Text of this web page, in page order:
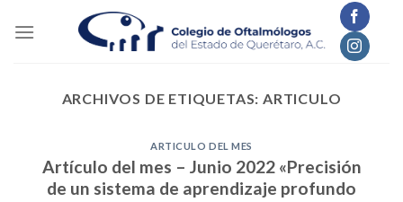
ARCHIVOS DE ETIQUETAS: ARTICULO
ARTICULO DEL MES
Artículo del mes – Junio 2022 «Precisión
de un sistema de aprendizaje profundo